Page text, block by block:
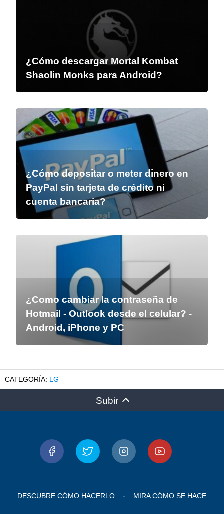
¿Cómo descargar Mortal Kombat
Shaolin Monks para Android?
¿Cómo depositar o meter dinero en
PayPal sin tarjeta de crédito ni
cuenta bancaria?
¿Como cambiar la contraseña de
Hotmail - Outlook desde el celular? -
Android, iPhone y PC
LG
Subir
DESCUBRE CÓMO HACERLO MIRA CÓMO SE HACE